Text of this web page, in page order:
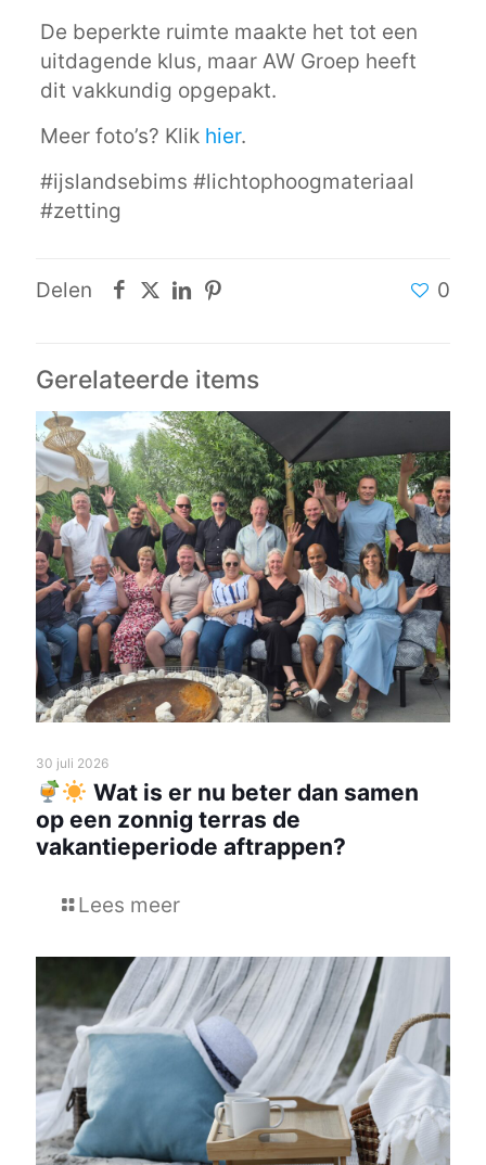
De beperkte ruimte maakte het tot een
uitdagende klus, maar AW Groep heeft
dit vakkundig opgepakt.
Meer foto’s? Klik hier.
#ijslandsebims #lichtophoogmateriaal
#zetting
Delen 0
Gerelateerde items
30 juli 2026
Wat is er nu beter dan samen
op een zonnig terras de
vakantieperiode aftrappen?
Lees meer